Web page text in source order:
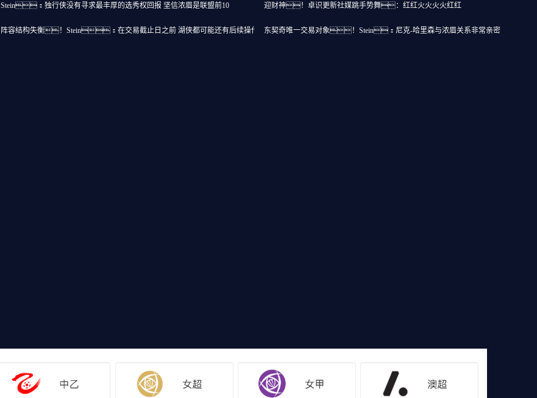
Stein：独行侠没有寻求最丰厚的选秀权回报 坚信浓眉是联盟前10 迎财神！卓识更新社媒跳手势舞：红红火火火火红红
阵容结构失衡！Stein：在交易截止日之前 湖侠都可能还有后续操作 东契奇唯一交易对象！Stein：尼克-哈里森与浓眉关系非常亲密